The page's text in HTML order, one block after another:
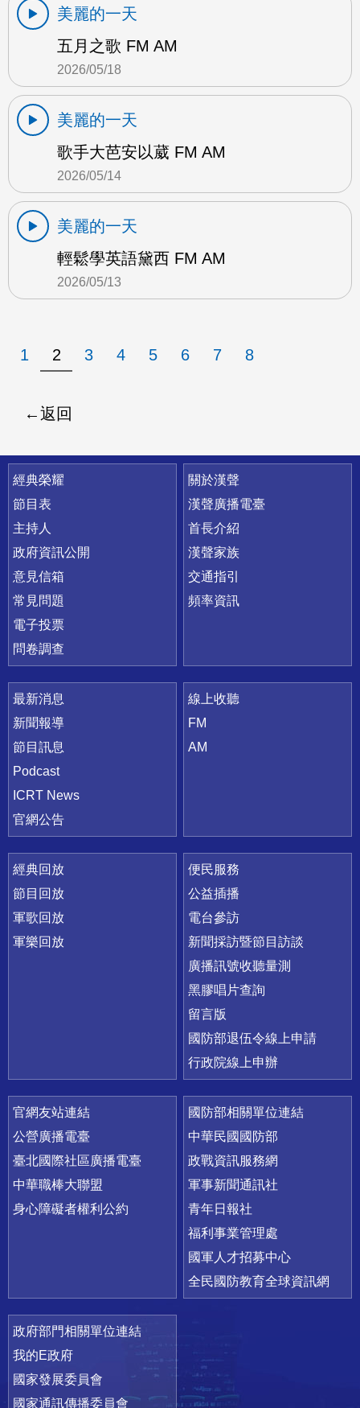
美麗的一天
五月之歌 FM AM
2026/05/18
美麗的一天
歌手大芭安以葳 FM AM
2026/05/14
美麗的一天
輕鬆學英語黛西 FM AM
2026/05/13
1 2 3 4 5 6 7 8
返回
快速連結
經典榮耀
節目表
主持人
政府資訊公開
意見信箱
常見問題
電子投票
問卷調查
關於漢聲
漢聲廣播電臺
首長介紹
漢聲家族
交通指引
頻率資訊
最新消息
新聞報導
節目訊息
Podcast
ICRT News
官網公告
線上收聽
FM
AM
經典回放
節目回放
軍歌回放
軍樂回放
便民服務
公益插播
電台參訪
新聞採訪暨節目訪談
廣播訊號收聽量測
黑膠唱片查詢
留言版
國防部退伍令線上申請
行政院線上申辦
官網友站連結
公營廣播電臺
臺北國際社區廣播電臺
中華職棒大聯盟
身心障礙者權利公約
國防部相關單位連結
中華民國國防部
政戰資訊服務網
軍事新聞通訊社
青年日報社
福利事業管理處
國軍人才招募中心
全民國防教育全球資訊網
政府部門相關單位連結
我的E政府
國家發展委員會
國家通訊傳播委員會